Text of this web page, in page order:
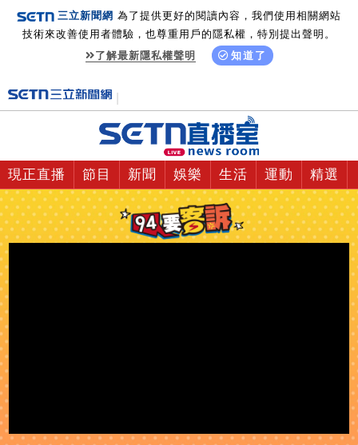
三立新聞網 為了提供更好的閱讀內容，我們使用相關網站
技術來改善使用者體驗，也尊重用戶的隱私權，特別提出聲明。
了解最新隱私權聲明
知道了
現正直播 節目 新聞 娛樂 生活 運動 精選